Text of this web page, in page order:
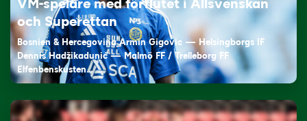
VM-spelare med förflutet i Allsvenskan
och Superettan
Bosnien & Hercegovina Armin Gigovic — Helsingborgs IF
Dennis Hadžikadunić — Malmö FF / Trelleborg FF
Elfenbenskusten…